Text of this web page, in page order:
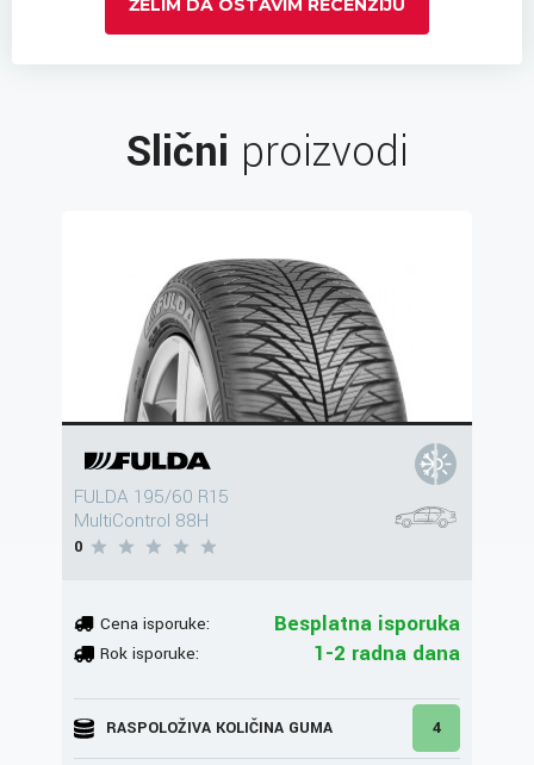
ŽELIM DA OSTAVIM RECENZIJU
Slični proizvodi
FULDA 195/60 R15
MultiControl 88H
0
Cena isporuke: Besplatna isporuka
Rok isporuke: 1-2 radna dana
RASPOLOŽIVA KOLIČINA GUMA 4